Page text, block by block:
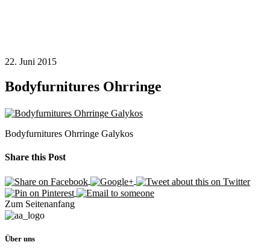
22. Juni 2015
Bodyfurnitures Ohrringe
Bodyfurnitures Ohrringe Galykos
Share this Post
Zum Seitenanfang
Über uns